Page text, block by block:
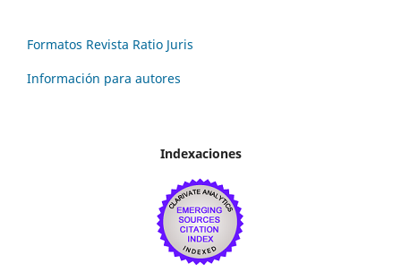
Formatos Revista Ratio Juris
Información para autores
Indexaciones